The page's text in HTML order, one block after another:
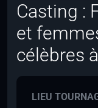
Casting :
et
célèbres
LIEU